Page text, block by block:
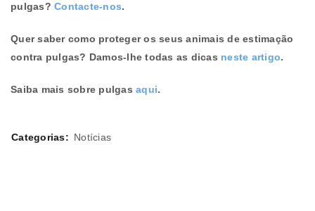
pulgas? Contacte-nos.
Quer saber como proteger os seus animais de estimação
contra pulgas? Damos-lhe todas as dicas neste artigo.
Saiba mais sobre pulgas aqui.
Categorias: Notícias